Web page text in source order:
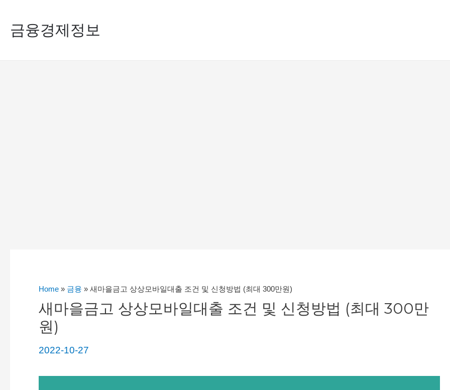
금융경제정보
Home » 금융 » 새마을금고 상상모바일대출 조건 및 신청방법 (최대 300만원)
새마을금고 상상모바일대출 조건 및 신청방법 (최대 300만
원)
2022-10-27